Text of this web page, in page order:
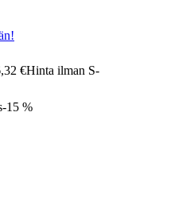
€Hinta ilman S-
-15 %